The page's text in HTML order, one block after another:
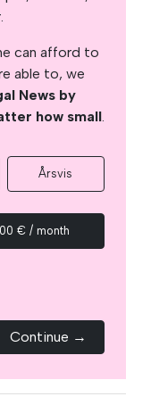
can afford to
able to, we
News by
how small.
Årsvis
€ / month
Continue →